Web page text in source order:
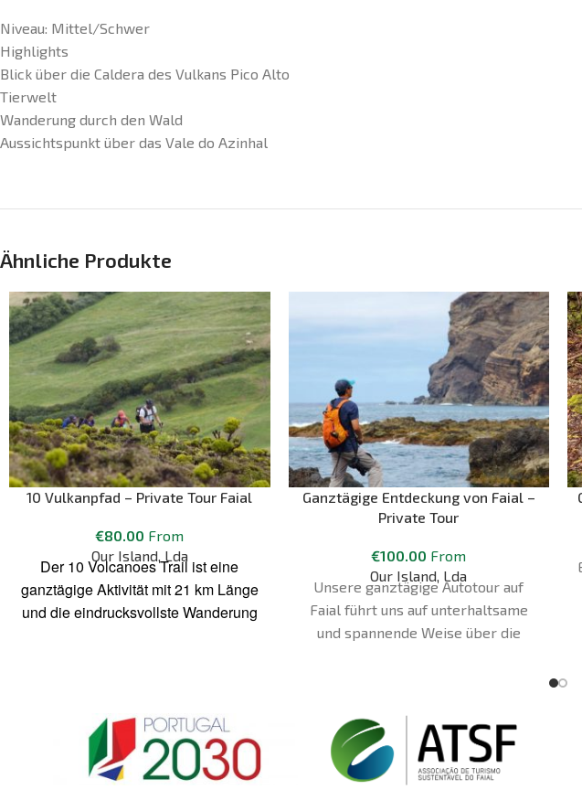
Niveau: Mittel/Schwer
Highlights
Blick über die Caldera des Vulkans Pico Alto
Tierwelt
Wanderung durch den Wald
Aussichtspunkt über das Vale do Azinhal
Ähnliche Produkte
10 Vulkanpfad – Private Tour Faial
€80.00 From
Our Island, Lda
Der 10 Volcanoes Trail ist eine
ganztägige Aktivität mit 21 km Länge
und die eindrucksvollste Wanderung
Sehenswürdigkeiten Faials: Caldeira
und der Vulkan Capelinhos.
Ganztägige Entdeckung von Faial –
Private Tour
€100.00 From
Our Island, Lda
Unsere ganztägige Autotour auf
Faial führt uns auf unterhaltsame
und spannende Weise über die
andere Orte besuchen. Unsere
Reiseroute ist immer eine
Überraschung.